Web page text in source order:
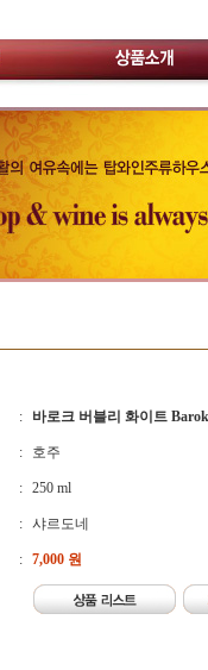
: 바로크 버블리 화이트
: 호주
: 250 ml
: 샤르도네
: 7,000 원